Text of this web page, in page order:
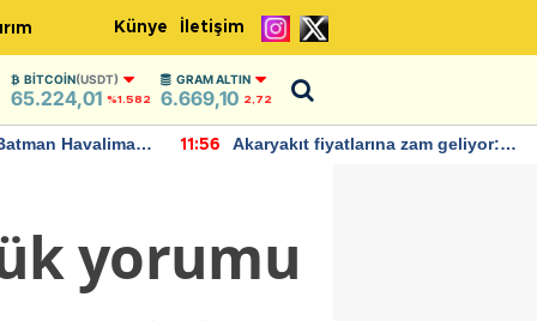
Künye İletişim
BITCOIN(USDT)
65.224,01 %1.582
GRAM ALTIN
6.669,10 2,72
Havalimanı
11:56
Akaryakıt fiyatlarına zam geliyor:
yorumu